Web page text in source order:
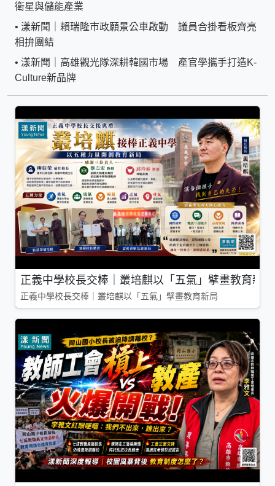
衛星與儲能產業
• 漾新聞｜賴瑞隆市政願景公車啟動 議員合掛看板齊亮
相拚團結
• 漾新聞｜高雄觀光隊深耕韓國市場 產官學攜手打造K-
Culture新品牌
正義中學校長交棒｜叢培麒以「五氣」擘畫教育新局
正義中學校長交棒｜叢培麒以「五氣」擘畫教育新局